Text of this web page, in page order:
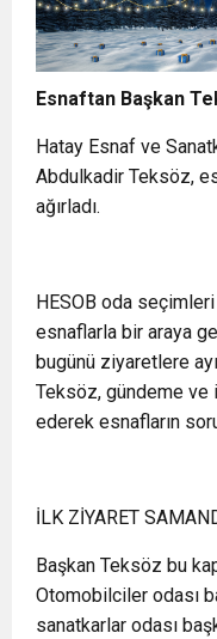
Esnaftan Başkan
Hatay Esnaf ve
Abdulkadir Teksöz,
ağırladı.
HESOB oda
esnaflarla bir araya
bugünü ziyaretlere
Teksöz, gündeme ve
ederek esnafların
İLK ZİYARET
Başkan Teksöz bu
Otomobilciler odası
sanatkarlar odası